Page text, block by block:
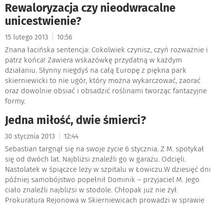
Rewaloryzacja czy nieodwracalne
unicestwienie?
15 lutego 2013 10:56
Znana łacińska sentencja: Cokolwiek czynisz, czyń rozważnie i
patrz końca! Zawiera wskazówkę przydatną w każdym
działaniu. Słynny niegdyś na całą Europę z piękna park
skierniewicki to nie ugór, który można wykarczować, zaorać
oraz dowolnie obsiać i obsadzić roślinami tworząc fantazyjne
formy.
Jedna miłość, dwie śmierci?
30 stycznia 2013 12:44
Sebastian targnął się na swoje życie 6 stycznia. Z M. spotykał
się od dwóch lat. Najbliżsi znaleźli go w garażu. Odcięli.
Nastolatek w śpiączce leży w szpitalu w Łowiczu.W dziesięć dni
później samobójstwo popełnił Dominik – przyjaciel M. Jego
ciało znaleźli najbliżsi w stodole. Chłopak już nie żył.
Prokuratura Rejonowa w Skierniewicach prowadzi w sprawie